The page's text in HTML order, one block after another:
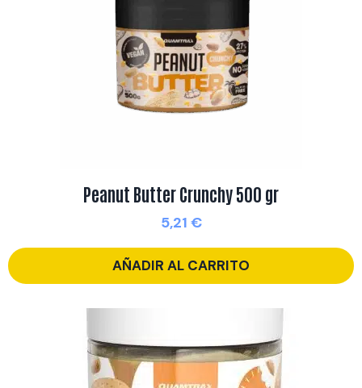
Peanut Butter Crunchy 500 gr
5,21 €
AÑADIR AL CARRITO